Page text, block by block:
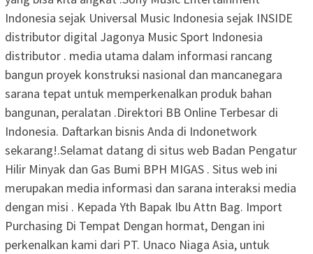
Indonesia sejak Universal Music Indonesia sejak INSIDE
distributor digital Jagonya Music Sport Indonesia
distributor . media utama dalam informasi rancang
bangun proyek konstruksi nasional dan mancanegara
sarana tepat untuk memperkenalkan produk bahan
bangunan, peralatan .Direktori BB Online Terbesar di
Indonesia. Daftarkan bisnis Anda di Indonetwork
sekarang!.Selamat datang di situs web Badan Pengatur
Hilir Minyak dan Gas Bumi BPH MIGAS . Situs web ini
merupakan media informasi dan sarana interaksi media
dengan misi . Kepada Yth Bapak Ibu Attn Bag. Import
Purchasing Di Tempat Dengan hormat, Dengan ini
perkenalkan kami dari PT. Unaco Niaga Asia, untuk